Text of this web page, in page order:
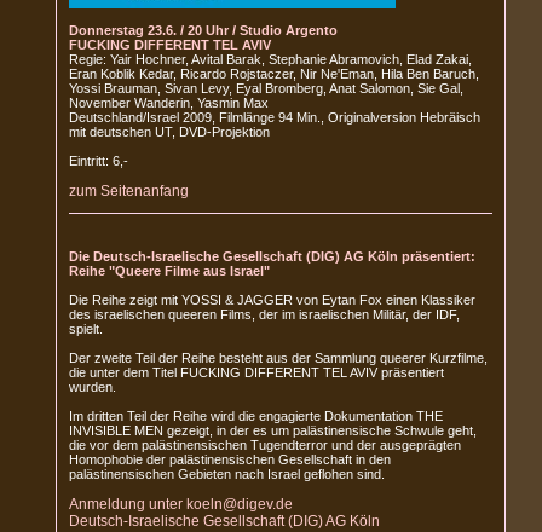
Donnerstag 23.6. / 20 Uhr / Studio Argento
FUCKING DIFFERENT TEL AVIV
Regie: Yair Hochner, Avital Barak, Stephanie Abramovich, Elad Zakai,
Eran Koblik Kedar, Ricardo Rojstaczer, Nir Ne'Eman, Hila Ben Baruch,
Yossi Brauman, Sivan Levy, Eyal Bromberg, Anat Salomon, Sie Gal,
November Wanderin, Yasmin Max
Deutschland/Israel 2009, Filmlänge 94 Min., Originalversion Hebräisch
mit deutschen UT, DVD-Projektion
Eintritt: 6,-
zum Seitenanfang
Die Deutsch-Israelische Gesellschaft (DIG) AG Köln präsentiert:
Reihe "Queere Filme aus Israel"
Die Reihe zeigt mit YOSSI & JAGGER von Eytan Fox einen Klassiker
des israelischen queeren Films, der im israelischen Militär, der IDF,
spielt.
Der zweite Teil der Reihe besteht aus der Sammlung queerer Kurzfilme,
die unter dem Titel FUCKING DIFFERENT TEL AVIV präsentiert
wurden.
Im dritten Teil der Reihe wird die engagierte Dokumentation THE
INVISIBLE MEN gezeigt, in der es um palästinensische Schwule geht,
die vor dem palästinensischen Tugendterror und der ausgeprägten
Homophobie der palästinensischen Gesellschaft in den
palästinensischen Gebieten nach Israel geflohen sind.
Anmeldung unter koeln@digev.de
Deutsch-Israelische Gesellschaft (DIG) AG Köln